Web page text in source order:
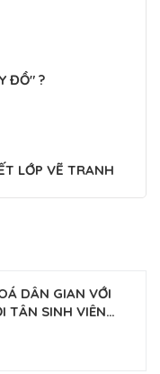
ĐỒ" ?
LỚP VẼ TRANH
DÂN GIAN VỚI
TÂN SINH VIÊN